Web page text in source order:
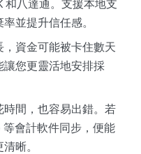
和八達通。支援本地支
並提升信任感。
，資金可能被卡住數天
您更靈活地安排採
時間，也容易出錯。若
會計軟件同步，便能
晰。